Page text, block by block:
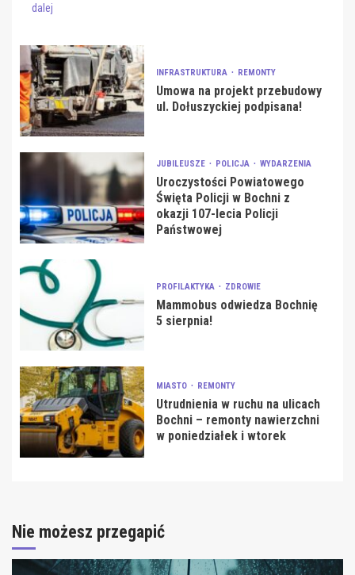
dalej
INFRASTRUKTURA REMONTY
Umowa na projekt przebudowy
ul. Dołuszyckiej podpisana!
JUBILEUSZE POLICJA WYDARZENIA
Uroczystości Powiatowego
Święta Policji w Bochni z
okazji 107-lecia Policji
Państwowej
PROFILAKTYKA ZDROWIE
Mammobus odwiedza Bochnię
5 sierpnia!
MIASTO REMONTY
Utrudnienia w ruchu na ulicach
Bochni – remonty nawierzchni
w poniedziałek i wtorek
Nie możesz przegapić